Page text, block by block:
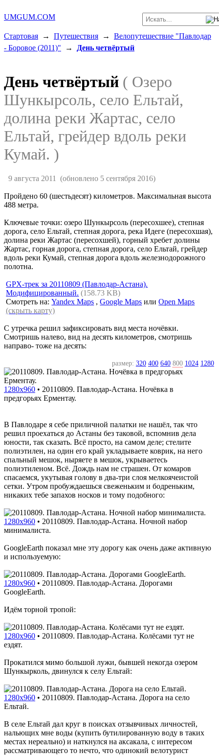
UMGUM.COM
Стартовая → Путешествия → Велопутешествие "Павлодар
- Боровое (2011)" → День четвёртый
День четвёртый ( Озеро
Шункырсоль, село Ельтай,
долина реки Жартас, село
Ельтай, грейдер вдоль реки
Кумай. )
9 августа 2011 (обновлено 5 сентября 2016)
Пройдено 60 (шестьдесят) километров. Максимальная высота
488 метра.
Ключевые точки: озеро Шункырсоль (пересохшее), степная
дорога, село Ельтай, степная дорога, река Идеге (пересохшая),
долина реки Жартас (пересохшей), горный хребет долины
Жартас, горная дорога, степная дорога, село Ельтай, грейдер
вдоль реки Кумай, степная дорога вдоль железнодорожного
полотна.
GPX-трек за 20110809 (Павлодар-Астана).
Модифицированный. (158.73 KB)
Смотреть на:Yandex Maps ,Google Maps илиOpen Maps
(скрыть карту)
С утречка решил зафиксировать вид места ночёвки.
Смотришь налево, вид на десять километров, смотришь
направо- тоже на десять:
размер: 320 400 640 800 1024 1280
1280x960 • 20110809. Павлодар-Астана. Ночёвка в
предгорьях Ерментау.
В Павлодаре я себе приличной палатки не нашёл, так что
решил проехаться до Астаны без таковой, вспомнив дела
юности, так сказать. Всё просто, на самом деле; стелите
полиэтилен, на один его край укладываете коврик, на него
спальный мешок, ныряете в мешок, укрываетесь
полиэтиленом. Всё. Дождь нам не страшен. От комаров
спасаемся, укутывая голову в два-три слоя мелкоячеистой
сетки. Утром пробуждаешься свеженьким и бодреньким,
никаких тебе запахов носков и тому подобного:
1280x960 • 20110809. Павлодар-Астана. Ночной набор
минималиста.
GoogleEarth показал мне эту дорогу как очень даже активную
и используемую:
1280x960 • 20110809. Павлодар-Астана. Дорогами
GoogleEarth.
Идём торной тропой:
1280x960 • 20110809. Павлодар-Астана. Колёсами тут не
ездят.
Прокатился мимо большой лужи, бывшей некогда озером
Шункырколь, двинулся к селу Ельтай:
1280x960 • 20110809. Павлодар-Астана. Дорога на село
Ельтай.
В селе Ельтай дал круг в поисках отзывчивых личностей,
нальющих мне воды (купить бутилированную воду в таких
местах нереально) и наткнулся на аксакала, с интересом
рассматривающего то нечто, что одинокий велотурист